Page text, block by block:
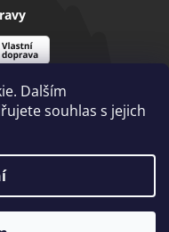
Dalším
souhlas s jejich
práva